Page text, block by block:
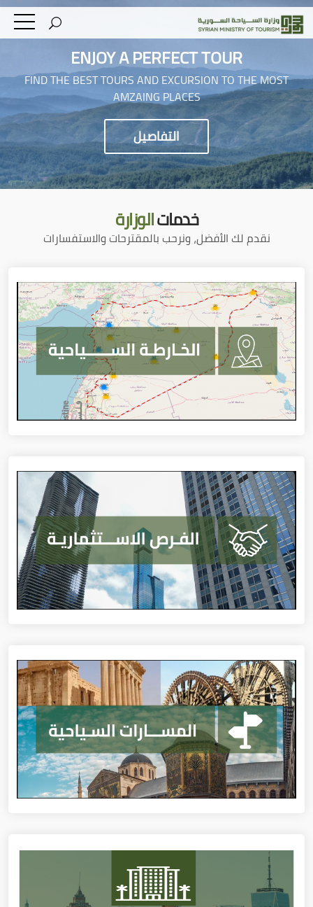
ENJOY A PERFECT TOUR
FIND THE BEST TOURS AND EXCURSION TO THE MOST
AMZAING PLACES
التفاصيل
خدماتالوزارة
نقدم لك الأفضل، ونرحب بالمقترحات والاستفسارات